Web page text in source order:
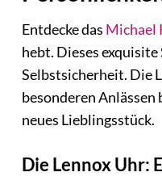
Entdecke das Michael
hebt. Dieses
Selbstsicherheit. Die
besonderen
neues Lieblingsstück.
Die Lennox Uhr: